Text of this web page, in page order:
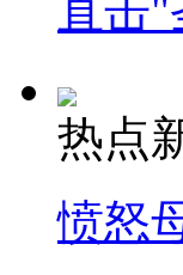
直击
热点
愤怒